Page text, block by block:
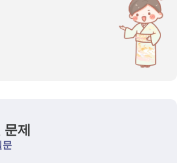
제